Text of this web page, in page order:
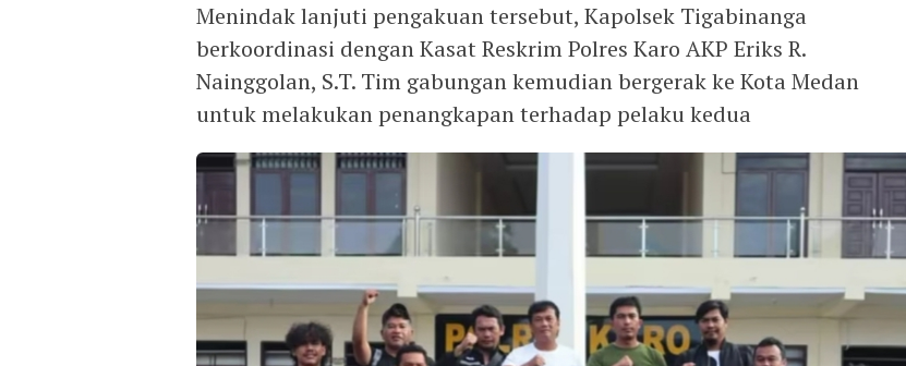
Menindak lanjuti pengakuan tersebut, Kapolsek Tigabinanga
berkoordinasi dengan Kasat Reskrim Polres Karo AKP Eriks R.
Nainggolan, S.T. Tim gabungan kemudian bergerak ke Kota Medan
untuk melakukan penangkapan terhadap pelaku kedua